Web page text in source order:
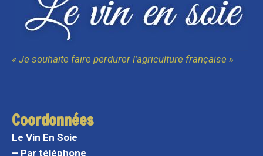
« Je souhaite faire perdurer l’agriculture française »
Coordonnées
Le Vin En Soie
– Par téléphone